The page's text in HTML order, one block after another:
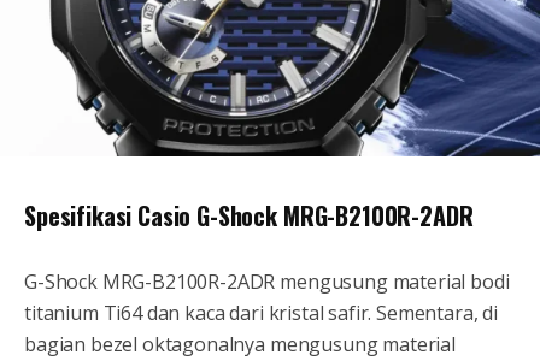
Spesifikasi Casio G-Shock MRG-B2100R-2ADR
G-Shock MRG-B2100R-2ADR mengusung material bodi
titanium Ti64 dan kaca dari kristal safir. Sementara, di
bagian bezel oktagonalnya mengusung material